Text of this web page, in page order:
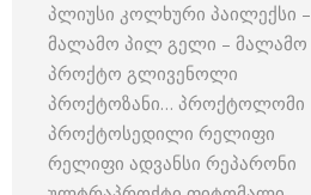
პლიუსი კოლხური პაილექსი –
მალამო პილ გელი – მალამო
პროქტო გლივენოლი
პროქტოზანი… პროქტოლომი
პროქტოსედილი რელიფი
რელიფი ადვანსი რეპარონი